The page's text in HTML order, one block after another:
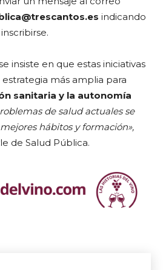
indicando
insiste en que estas iniciativas
más amplia para
sanitaria y la autonomía
de salud actuales se
hábitos y formación»,
de Salud Pública.